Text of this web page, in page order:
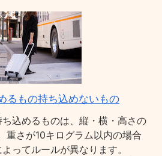
るもの持ち込めないもの
込めるものは、縦・横・高さの
重さが10キログラム以内の場合
ってルールが異なります。